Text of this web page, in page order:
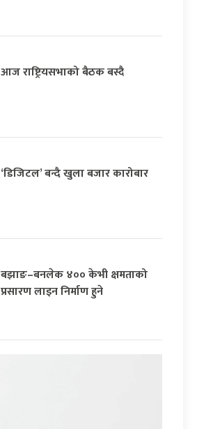
आज राष्ट्रियसभाको बैठक बस्दै
‘डिजिटल’ बन्दै खुला बजार कारोबार
बझाङ–बनलेक ४०० केभी क्षमताको
प्रसारण लाइन निर्माण हुने